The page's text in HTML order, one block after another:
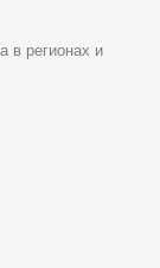
в регионах и